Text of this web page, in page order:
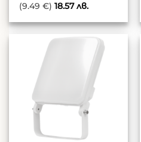
(9.49 €) 18.57лв.